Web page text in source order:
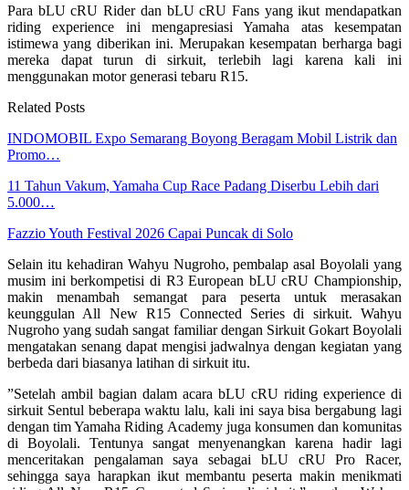
Para bLU cRU Rider dan bLU cRU Fans yang ikut mendapatkan
riding experience ini mengapresiasi Yamaha atas kesempatan
istimewa yang diberikan ini. Merupakan kesempatan berharga bagi
mereka dapat turun di sirkuit, terlebih lagi karena kali ini
menggunakan motor generasi tebaru R15.
Related Posts
INDOMOBIL Expo Semarang Boyong Beragam Mobil Listrik dan
Promo…
11 Tahun Vakum, Yamaha Cup Race Padang Diserbu Lebih dari
5.000…
Fazzio Youth Festival 2026 Capai Puncak di Solo
Selain itu kehadiran Wahyu Nugroho, pembalap asal Boyolali yang
musim ini berkompetisi di R3 European bLU cRU Championship,
makin menambah semangat para peserta untuk merasakan
keunggulan All New R15 Connected Series di sirkuit. Wahyu
Nugroho yang sudah sangat familiar dengan Sirkuit Gokart Boyolali
mengatakan senang dapat mengisi jadwalnya dengan kegiatan yang
berbeda dari biasanya latihan di sirkuit itu.
”Setelah ambil bagian dalam acara bLU cRU riding experience di
sirkuit Sentul beberapa waktu lalu, kali ini saya bisa bergabung lagi
dengan tim Yamaha Riding Academy juga konsumen dan komunitas
di Boyolali. Tentunya sangat menyenangkan karena hadir lagi
menceritakan pengalaman saya sebagai bLU cRU Pro Racer,
sehingga saya harapkan ikut membantu peserta makin menikmati